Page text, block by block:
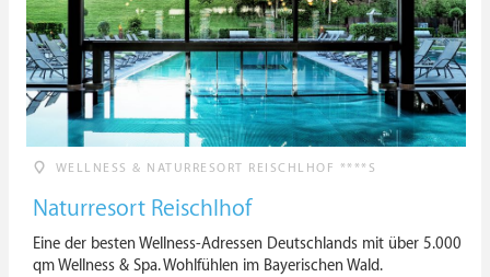
WELLNESS & NATURRESORT REISCHLHOF ****S
Naturresort Reischlhof
Eine der besten Wellness-Adressen Deutschlands mit über 5.000
qm Wellness & Spa. Wohlfühlen im Bayerischen Wald.